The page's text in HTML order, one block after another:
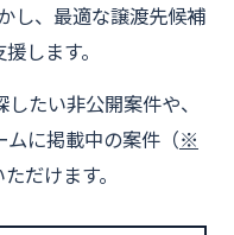
し、最適な譲渡先候補
します。
たい非公開案件や、
に掲載中の案件（※
だけます。